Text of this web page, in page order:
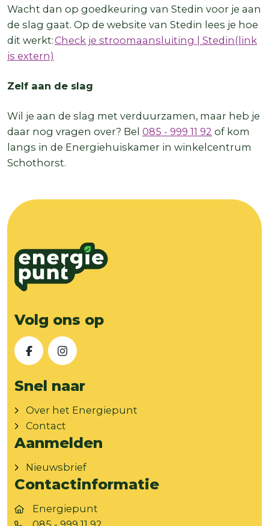
Wacht dan op goedkeuring van Stedin voor je aan
de slag gaat. Op de website van Stedin lees je hoe
dit werkt:Check je stroomaansluiting | Stedin(link
is extern)
Zelf aan de slag
Wil je aan de slag met verduurzamen, maar heb je
daar nog vragen over? Bel 085 - 999 11 92 of kom
langs in de Energiehuiskamer in winkelcentrum
Schothorst.
Volg ons op
FacebookInstagram
Snel naar
Over het Energiepunt
Contact
Aanmelden
Nieuwsbrief
Contactinformatie
Energiepunt